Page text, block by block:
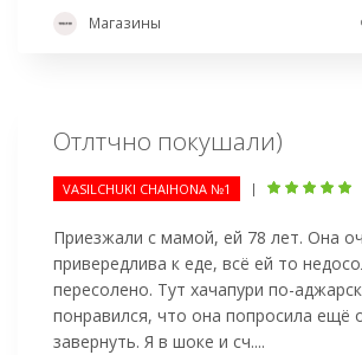
Магазины
Отлтчно покушали)
VASILCHUKI CHAIHONA №1 |
Приезжали с мамой, ей 78 лет. Она
привередлива к еде, всё ей то
пересолено. Тут хачапури по-
понравился, что она попросила ещё
завернуть. Я в шоке и сч....